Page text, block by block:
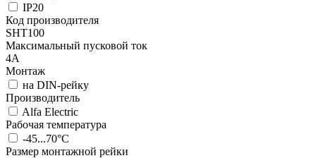
IP20
Код производителя
SHT100
Максимальный пусковой ток
4А
Монтаж
на DIN-рейку
Производитель
Alfa Electric
Рабочая температура
-45...70°C
Размер монтажной рейки